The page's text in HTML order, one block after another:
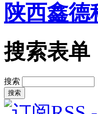
陕西鑫
搜索表单
搜索